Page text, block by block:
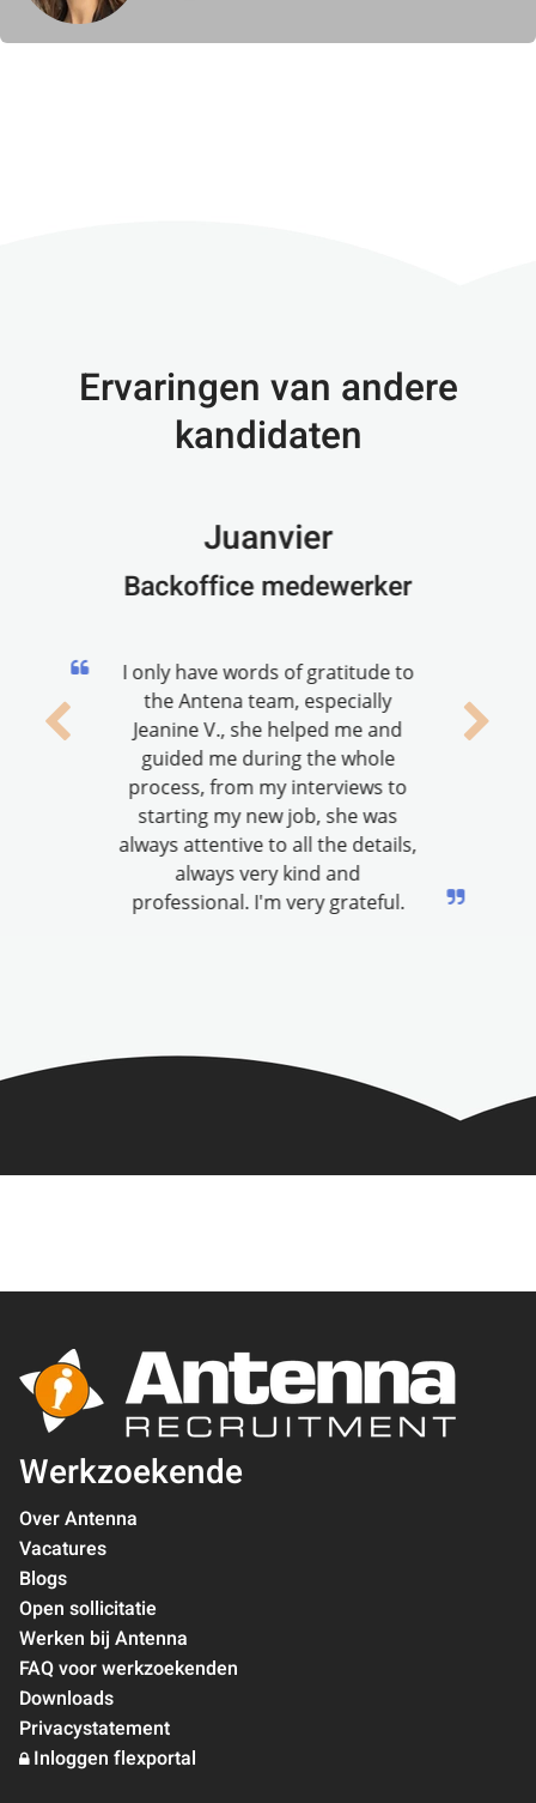
Ervaringen van andere
kandidaten
Juanvier
Backoffice medewerker
I only have words of gratitude to
the Antena team, especially
Jeanine V., she helped me and
guided me during the whole
process, from my interviews to
starting my new job, she was
always attentive to all the details,
always very kind and
professional. I'm very grateful.
Werkzoekende
Over Antenna
Vacatures
Blogs
Open sollicitatie
Werken bij Antenna
FAQ voor werkzoekenden
Downloads
Privacystatement
Inloggen flexportal